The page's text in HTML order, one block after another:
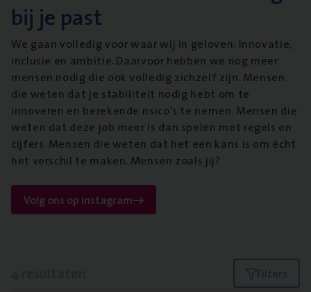
bij je past
We gaan volledig voor waar wij in geloven: innovatie,
inclusie en ambitie. Daarvoor hebben we nog meer
mensen nodig die ook volledig zichzelf zijn. Mensen
die weten dat je stabiliteit nodig hebt om te
innoveren en berekende risico’s te nemen. Mensen die
weten dat deze job meer is dan spelen met regels en
cijfers. Mensen die weten dat het een kans is om écht
het verschil te maken. Mensen zoals jij?
Volg ons op instagram
Filters